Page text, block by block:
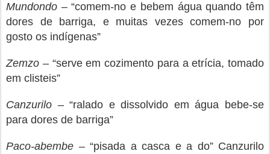
Mundondo – “comem-no e bebem água quando têm
dores de barriga, e muitas vezes comem-no por
gosto os indígenas”
Zemzo – “serve em cozimento para a etrícia, tomado
em clisteis”
Canzurilo – “ralado e dissolvido em água bebe-se
para dores de barriga”
Paco-abembe –“pisada a casca e a do” Canzurilo